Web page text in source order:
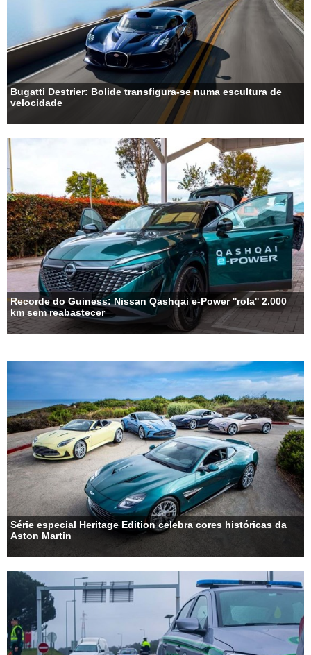
Bugatti Destrier: Bolide transfigura-se numa escultura de
velocidade
Recorde do Guiness: Nissan Qashqai e-Power ''rola'' 2.000
km sem reabastecer
Série especial Heritage Edition celebra cores históricas da
Aston Martin